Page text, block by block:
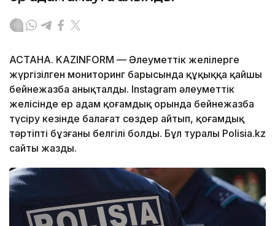
АСТАНА. KAZINFORM — Әлеуметтік желілерге
жүргізілген мониторинг барысында құқыққа қайшы
бейнежазба анықталды. Instagram әлеуметтік
желісінде ер адам қоғамдық орында бейнежазба
түсіру кезінде балағат сөздер айтып, қоғамдық
тәртіпті бұзғаны белгілі болды. Бұл туралы Polisia.kz
сайты жазды.